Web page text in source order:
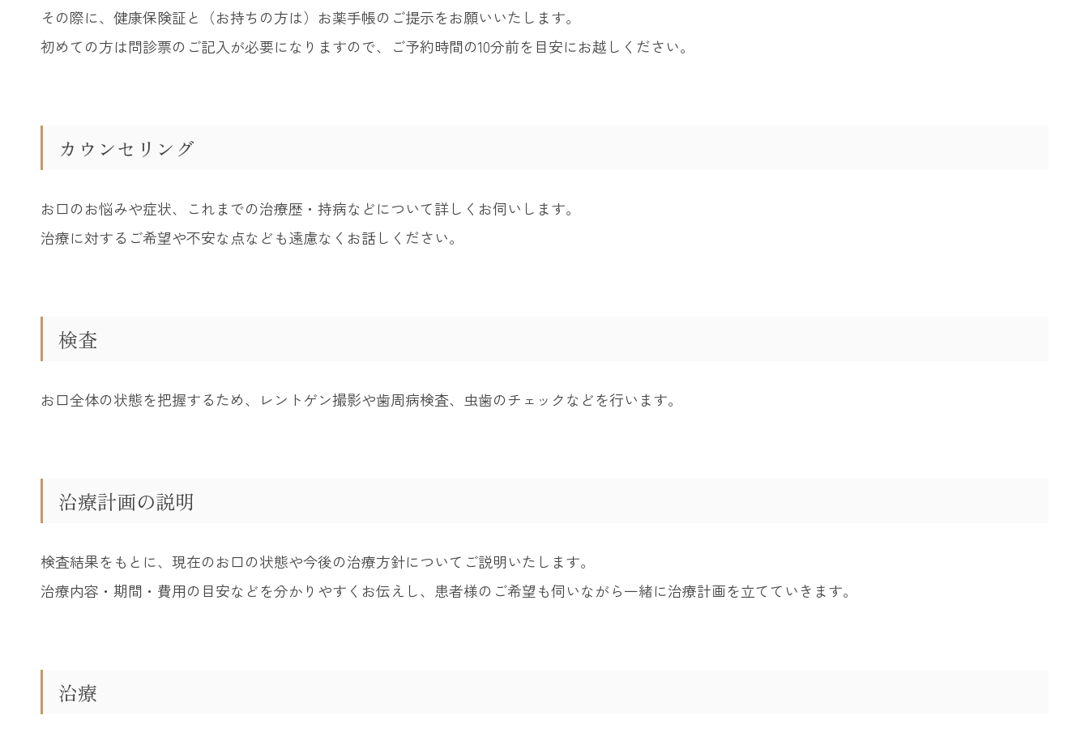
その際に、健康保険証と（お持ちの方は）お薬手帳のご提示をお願いいたします。
初めての方は問診票のご記入が必要になりますので、ご予約時間の10分前を目安にお越しください。
カウンセリング
お口のお悩みや症状、これまでの治療歴・持病などについて詳しくお伺いします。
治療に対するご希望や不安な点なども遠慮なくお話しください。
検査
お口全体の状態を把握するため、レントゲン撮影や歯周病検査、虫歯のチェックなどを行います。
治療計画の説明
検査結果をもとに、現在のお口の状態や今後の治療方針についてご説明いたします。
治療内容・期間・費用の目安などを分かりやすくお伝えし、患者様のご希望も伺いながら一緒に治療計画を立てていきます。
治療